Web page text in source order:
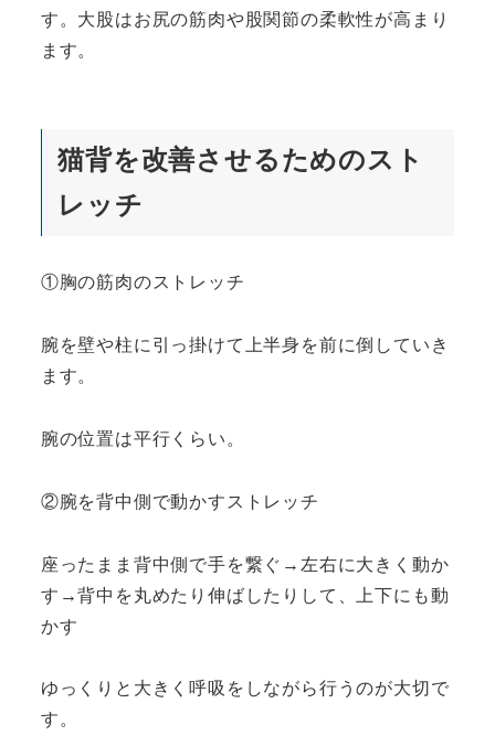
す。大股はお尻の筋肉や股関節の柔軟性が高まり
ます。
猫背を改善させるためのスト
レッチ
①胸の筋肉のストレッチ
腕を壁や柱に引っ掛けて上半身を前に倒していき
ます。
腕の位置は平行くらい。
②腕を背中側で動かすストレッチ
座ったまま背中側で手を繋ぐ→左右に大きく動か
す→背中を丸めたり伸ばしたりして、上下にも動
かす
ゆっくりと大きく呼吸をしながら行うのが大切で
す。